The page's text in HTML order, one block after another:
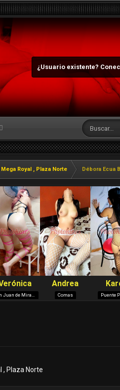
¿Usuario existente?
Royal , Plaza Norte Débora Ecua
, Plaza Norte